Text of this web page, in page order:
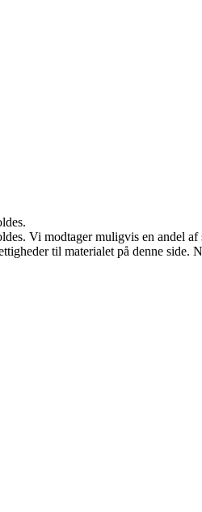
Vi modtager muligvis en andel af
til materialet på denne